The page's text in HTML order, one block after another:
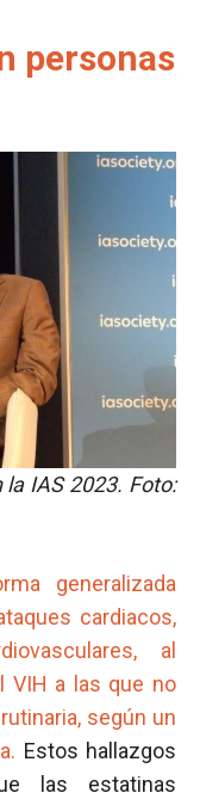
personas
la IAS 2023. Foto:
generalizada
cardiacos,
al
VIH a las que no
según un
Estos hallazgos
las estatinas